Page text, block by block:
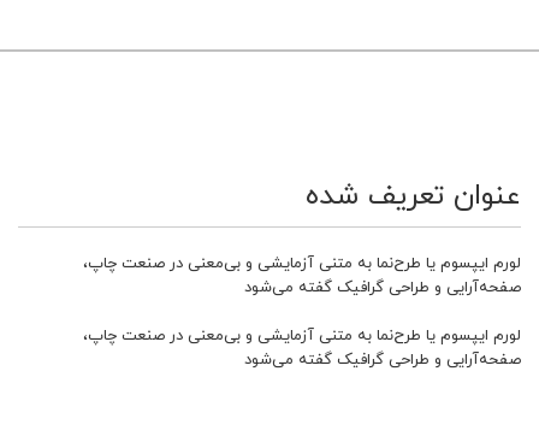
عنوان تعریف شده
لورم ایپسوم یا طرح‌نما به متنی آزمایشی و بی‌معنی در صنعت چاپ،
صفحه‌آرایی و طراحی گرافیک گفته می‌شود
لورم ایپسوم یا طرح‌نما به متنی آزمایشی و بی‌معنی در صنعت چاپ،
صفحه‌آرایی و طراحی گرافیک گفته می‌شود